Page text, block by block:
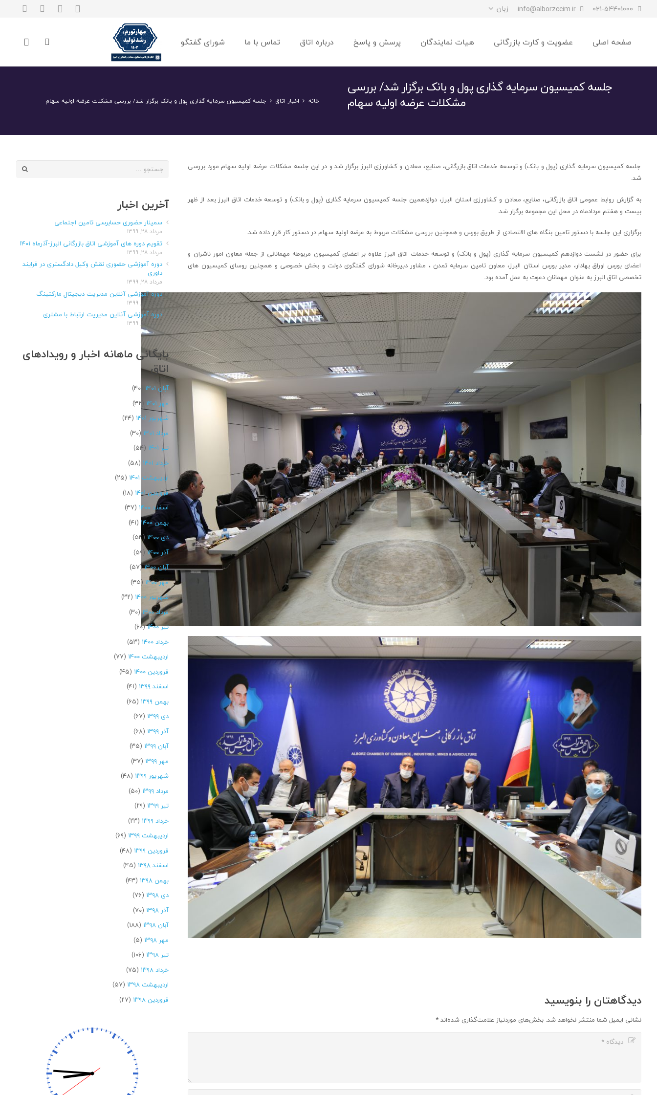
021-54401000
info@alborzccim.ir زبان
صفحه اصلی عضویت و کارت بازرگانی هیات نمایندگان پرسش و پاسخ درباره اتاق تماس با ما شورای گفتگو
جلسه کمیسیون سرمایه گذاری پول و بانک برگزار شد/ بررسی
مشکلات عرضه اولیه سهام خانه اخبار اتاق جلسه کمیسیون سرمایه گذاری پول و بانک برگزار شد/ بررسی مشکلات عرضه اولیه سهام
جلسه کمیسیون سرمایه گذاری (پول و بانک) و توسعه خدمات اتاق بازرگانی، صنایع، معادن و کشاورزی البرز برگزار شد و در این جلسه مشکلات عرضه اولیه سهام مورد بررسی
شد.
به گزارش روابط عمومی اتاق بازرگانی، صنایع، معادن و کشاورزی استان البرز، دوازدهمین جلسه کمیسیون سرمایه گذاری (پول و بانک) و توسعه خدمات اتاق البرز بعد از ظهر
بیست و هفتم مردادماه در محل این مجموعه برگزار شد.
برگزاری این جلسه با دستور تامین بنگاه های اقتصادی از طریق بورس و همچنین بررسی مشکلات مربوط به عرضه اولیه سهام در دستور کار قرار داده شد.
برای حضور در نشست دوازدهم کمیسیون سرمایه گذاری (پول و بانک) و توسعه خدمات اتاق البرز علاوه بر اعضای کمیسیون مربوطه مهمانانی از جمله معاون امور ناشران و
اعضای بورس اوراق بهادار، مدیر بورس استان البرز، معاون تامین سرمایه تمدن ، مشاور دبیرخانه شورای گفتگوی دولت و بخش خصوصی و همچنین روسای کمیسیون های
تخصصی اتاق البرز به عنوان مهمانان دعوت به عمل آمده بود.
دیدگاهتان را بنویسید
نشانی ایمیل شما منتشر نخواهد شد. بخش‌های موردنیاز علامت‌گذاری شده‌اند*
جستجو
آخرین اخبار
سمینار حضوری حسابرسی تامین اجتماعی
مرداد ۲۸, ۱۳۹۹
تقویم دوره های آموزشی اتاق بازرگانی البرز-آذرماه ۱۴۰۱
مرداد ۲۸, ۱۳۹۹
دوره آموزشی حضوری نقش وکیل دادگستری در فرایند
داوری
مرداد ۲۸, ۱۳۹۹
دوره آموزشی آنلاین مدیریت دیجیتال مارکتینگ
دوره آموزشی آنلاین مدیریت ارتباط با مشتری
مرداد ۲۸, ۱۳۹۹
بایگانی ماهانه اخبار و رویدادهای
اتاق
آبان ۱۴۰۱
مهر ۱۴۰۱
(۳۲)
شهریور ۱۴۰۱
(۲۴)
مرداد ۱۴۰۱
(۳۰)
تیر ۱۴۰۱
(۵۴)
خرداد ۱۴۰۱
(۵۸)
اردیبهشت ۱۴۰۱
(۲۵)
فروردین ۱۴۰۱
(۱۸)
اسفند ۱۴۰۰
(۳۷)
بهمن ۱۴۰۰
(۴۱)
دی ۱۴۰۰
(۵۴)
آذر ۱۴۰۰
(۵۹)
آبان ۱۴۰۰
(۵۷)
مهر ۱۴۰۰
(۳۵)
شهریور ۱۴۰۰
(۳۲)
مرداد ۱۴۰۰
(۳۰)
تیر ۱۴۰۰
(۶۰)
خرداد ۱۴۰۰
(۵۳)
اردیبهشت ۱۴۰۰
(۷۷)
فروردین ۱۴۰۰
(۴۵)
اسفند ۱۳۹۹
(۴۱)
بهمن ۱۳۹۹
(۶۵)
دی ۱۳۹۹
(۶۷)
آذر ۱۳۹۹
(۶۸)
آبان ۱۳۹۹
(۳۵)
مهر ۱۳۹۹
(۳۷)
شهریور ۱۳۹۹
(۴۸)
مرداد ۱۳۹۹
(۵۰)
تیر ۱۳۹۹
(۲۹)
خرداد ۱۳۹۹
(۲۳)
اردیبهشت ۱۳۹۹
(۶۹)
فروردین ۱۳۹۹
(۴۸)
اسفند ۱۳۹۸
(۴۵)
بهمن ۱۳۹۸
(۴۳)
دی ۱۳۹۸
(۷۶)
آذر ۱۳۹۸
(۷۰)
آبان ۱۳۹۸
(۱۸۸)
مهر ۱۳۹۸
(۵)
تیر ۱۳۹۸
(۱۰۶)
خرداد ۱۳۹۸
(۷۵)
اردیبهشت ۱۳۹۸
(۵۷)
فروردین ۱۳۹۸
(۲۷)